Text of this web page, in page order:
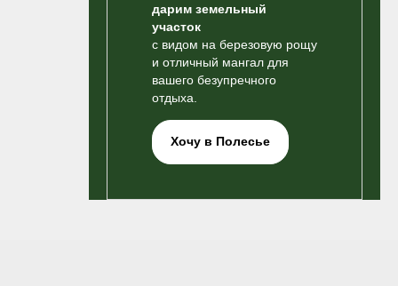
дарим земельный
участок
с видом на березовую рощу
и отличный мангал для
вашего безупречного
отдыха.
Хочу в Полесье